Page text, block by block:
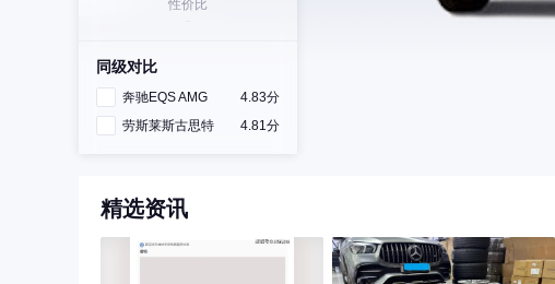
同级对比
奔驰EQS AMG
4.83分
劳斯莱斯古思特
4.81分
精选资讯